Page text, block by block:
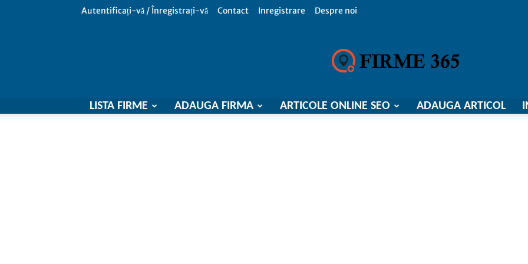
Autentificați-vă / Înregistrați-vă Contact Inregistrare Despre noi
Firme
LISTA FIRME ADAUGA FIRMA ARTICOLE ONLINE SEO ADAUGA ARTICOL